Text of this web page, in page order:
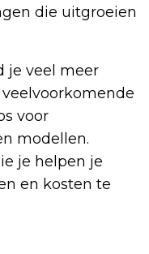
die uitgroeien
je veel meer
voor
modellen.
je helpen je
en kosten te